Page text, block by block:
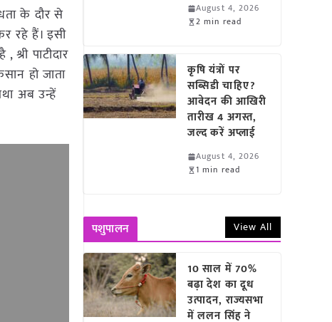
के दौर से
रहे हैं। इसी
पाटीदार
हो जाता
अब उन्हें
August 4, 2026
2 min read
कृषि यंत्रों पर
सब्सिडी चाहिए?
आवेदन की आखिरी
तारीख 4 अगस्त,
जल्द करें अप्लाई
August 4, 2026
1 min read
पशुपालन View All
10 साल में 70%
बढ़ा देश का दूध
उत्पादन, राज्यसभा
में ललन सिंह ने